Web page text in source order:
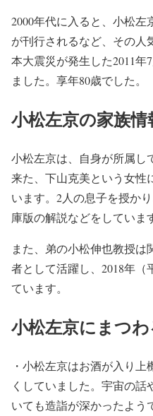
2000年代に入ると、小松左
が刊行されるなど、その人
本大震災が発生した2011年
ました。享年80歳でした。
小松左京の家族
小松左京は、自身が所属し
来た、下山克美という女性
います。2人の息子を授か
庫版の解説などをしていま
また、弟の小松伸也教授
者として活躍し、2018年（
ています。
小松左京にまつ
・小松左京はお酒が入り
くしていました。宇宙の
いても造詣が深かったよう